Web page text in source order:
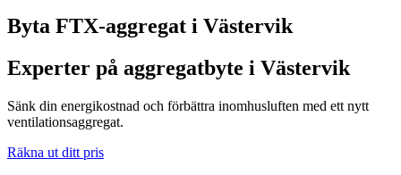
Byta FTX-aggregat i Västervik
Experter på aggregatbyte i Västervik
Sänk din energikostnad och förbättra inomhusluften med ett nytt
ventilationsaggregat.
Räkna ut ditt pris